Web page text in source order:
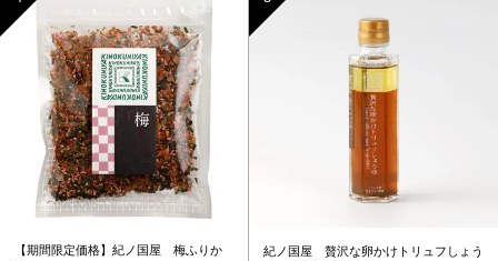
【期間限定価格】紀ノ国屋 梅ふりか
紀ノ国屋 贅沢な卵かけトリュフしょう